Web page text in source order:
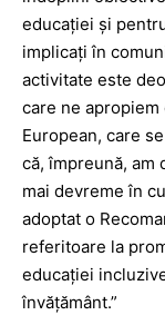
educaţiei şi
implicaţi în
activitate este
care ne
European, care
că, împreună, am
mai devreme în
adoptat o
referitoare la
educaţiei
învăţământ.”